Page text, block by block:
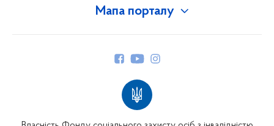
Мапа порталу